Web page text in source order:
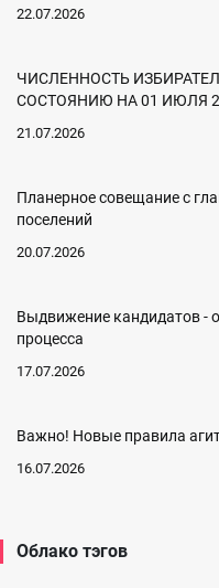
22.07.2026
ЧИСЛЕННОСТЬ
СОСТОЯНИЮ НА 01 ИЮЛЯ
21.07.2026
Планерное совещание с
поселений
20.07.2026
Выдвижение кандидатов -
процесса
17.07.2026
Важно! Новые правила
16.07.2026
Облако тэгов